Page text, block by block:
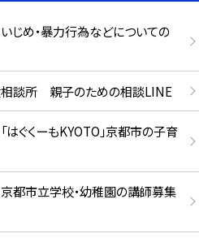
じめ・暴力行為などについての
相談所 親子のための相談LINE
はぐくーもKYOTO」京都市の子育
都市立学校・幼稚園の講師募集